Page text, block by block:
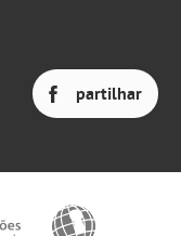
partilhar